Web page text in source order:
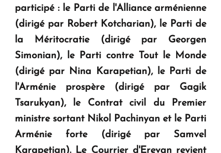
participé : le Parti de l'Alliance arménienne
(dirigé par Robert Kotcharian), le Parti de
la Méritocratie (dirigé par Georgen
Simonian), le Parti contre Tout le Monde
(dirigé par Nina Karapetian), le Parti de
l'Arménie prospère (dirigé par Gagik
Tsarukyan), le Contrat civil du Premier
ministre sortant Nikol Pachinyan et le Parti
Arménie forte (dirigé par Samvel
Karapetian). Le Courrier d'Erevan revient